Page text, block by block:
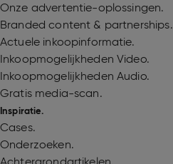
Onze advertentie-oplossingen.
Branded content & partnerships.
Actuele inkoopinformatie.
Inkoopmogelijkheden Video.
Inkoopmogelijkheden Audio.
Gratis media-scan.
Inspiratie.
Cases.
Onderzoeken.